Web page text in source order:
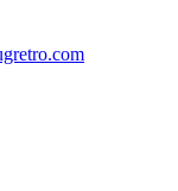
ายโค้ก เป็ปซี่เวสป้